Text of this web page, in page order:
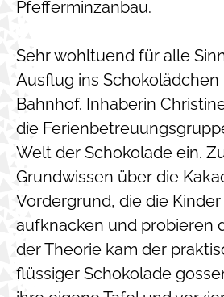
Pfefferminzanbau.
Sehr wohltuend für alle
Ausflug ins
Bahnhof. Inhaberin
die
Welt der Schokolade ein.
Grundwissen über die
Vordergrund, die die
aufknacken und probieren
der Theorie kam der
flüssiger Schokolade